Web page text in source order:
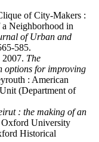
of City-Makers :
Neighborhood in
of Urban and
585.
The
options for improving
: American
(Department of
: the making of an
University
Historical